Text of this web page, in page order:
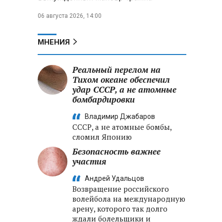
06 августа 2026, 14:00
МНЕНИЯ
Реальный перелом на
Тихом океане обеспечил
удар СССР, а не атомные
бомбардировки
Владимир Джабаров
СССР, а не атомные бомбы,
сломил Японию
Безопасность важнее
участия
Андрей Удальцов
Возвращение российского
волейбола на международную
арену, которого так долго
ждали болельщики и